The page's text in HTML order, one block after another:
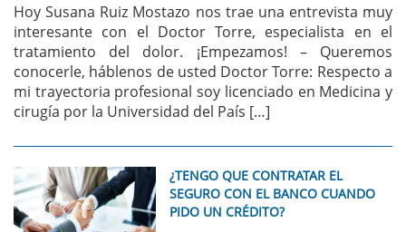
Hoy Susana Ruiz Mostazo nos trae una entrevista muy
interesante con el Doctor Torre, especialista en el
tratamiento del dolor. ¡Empezamos! – Queremos
conocerle, háblenos de usted Doctor Torre: Respecto a
mi trayectoria profesional soy licenciado en Medicina y
cirugía por la Universidad del País […]
¿TENGO QUE CONTRATAR EL
SEGURO CON EL BANCO CUANDO
PIDO UN CRÉDITO?